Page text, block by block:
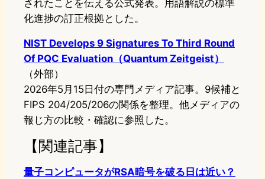
されたことを伝える公式発表。用語解説の標準
化進捗の訂正根拠とした。
NIST Develops 9 Signatures To Third Round
Of PQC Evaluation（Quantum Zeitgeist）
（外部）
2026年5月15日付の専門メディア記事。9候補と
FIPS 204/205/206の関係を整理。他メディアの
報じ方の比較・確認に参照した。
【関連記事】
量子コンピュータがRSA暗号を破る日は近い？